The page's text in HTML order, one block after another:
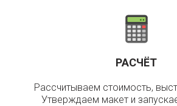
РАСЧЁТ
Рассчитываем стоимость,
Утверждаем макет и